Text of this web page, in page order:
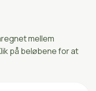
mellem
på beløbene for at